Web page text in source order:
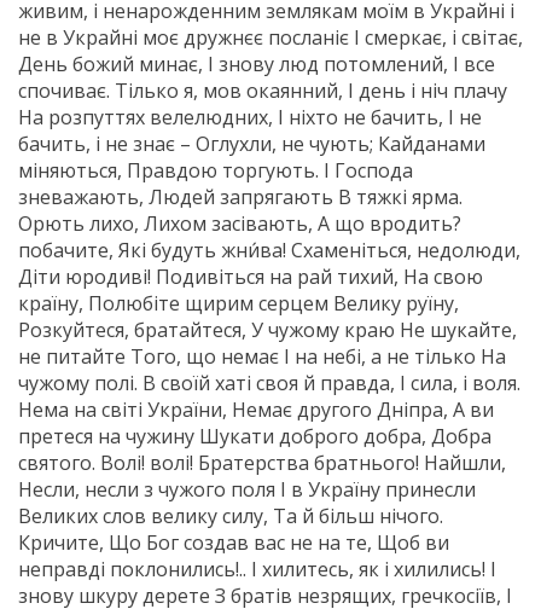
живим, і ненарожденним землякам моїм в Украйні і
не в Украйні моє дружнєє посланіє І смеркає, і світає,
День божий минає, І знову люд потомлений, І все
спочиває. Тілько я, мов окаянний, І день і ніч плачу
На розпуттях велелюдних, І ніхто не бачить, І не
бачить, і не знає – Оглухли, не чують; Кайданами
міняються, Правдою торгують. І Господа
зневажають, Людей запрягають В тяжкі ярма.
Орють лихо, Лихом засівають, А що вродить?
побачите, Які будуть жни́ва! Схаменіться, недолюди,
Діти юродиві! Подивіться на рай тихий, На свою
країну, Полюбіте щирим серцем Велику руїну,
Розкуйтеся, братайтеся, У чужому краю Не шукайте,
не питайте Того, що немає І на небі, а не тілько На
чужому полі. В своїй хаті своя й правда, І сила, і воля.
Нема на світі України, Немає другого Дніпра, А ви
претеся на чужину Шукати доброго добра, Добра
святого. Волі! волі! Братерства братнього! Найшли,
Несли, несли з чужого поля І в Україну принесли
Великих слов велику силу, Та й більш нічого.
Кричите, Що Бог создав вас не на те, Щоб ви
неправді поклонились!.. І хилитесь, як і хилились! І
знову шкуру дерете З братів незрящих, гречкосіїв, І